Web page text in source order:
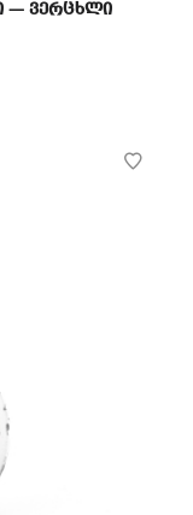
— ვერცხლი